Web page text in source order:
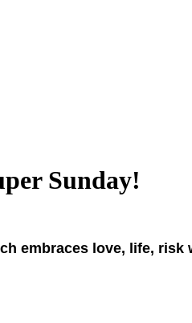
Sunday!
embraces love, life, risk